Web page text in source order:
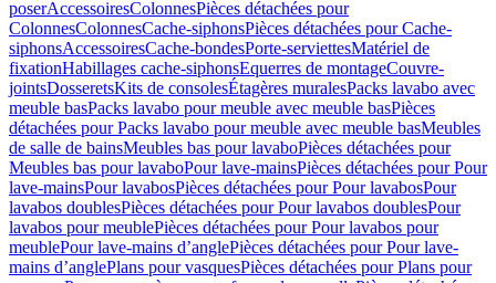
poserAccessoiresColonnesPièces détachées pour
ColonnesColonnesCache-siphonsPièces détachées pour Cache-
siphonsAccessoiresCache-bondesPorte-serviettesMatériel de
fixationHabillages cache-siphonsEquerres de montageCouvre-
jointsDosseretsKits de consolesÉtagères muralesPacks lavabo avec
meuble basPacks lavabo pour meuble avec meuble basPièces
détachées pour Packs lavabo pour meuble avec meuble basMeubles
de salle de bainsMeubles bas pour lavaboPièces détachées pour
Meubles bas pour lavaboPour lave-mainsPièces détachées pour Pour
lave-mainsPour lavabosPièces détachées pour Pour lavabosPour
lavabos doublesPièces détachées pour Pour lavabos doublesPour
lavabos pour meublePièces détachées pour Pour lavabos pour
meublePour lave-mains d’anglePièces détachées pour Pour lave-
mains d’anglePlans pour vasquesPièces détachées pour Plans pour